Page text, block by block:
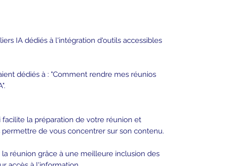
IA dédiés à l'intégration d'outils accessibles
dédiés à : "Comment rendre mes réunios
facilite la préparation de votre réunion et
de vous concentrer sur son contenu.
réunion grâce à une meilleure inclusion des